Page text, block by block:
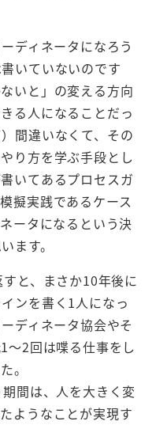
ディネータになろう
いていないのです
いと」の変える方向
る人になることだっ
間違いなくて、その
り方を学ぶ手段とし
いてあるプロセスガ
擬実践であるケース
ータになるという決
ます。
と、まさか10年後に
ンを書く1人になっ
ディネータ協会やそ
～2回は喋る仕事をし
。
間は、人を大きく変
ようなことが実現す